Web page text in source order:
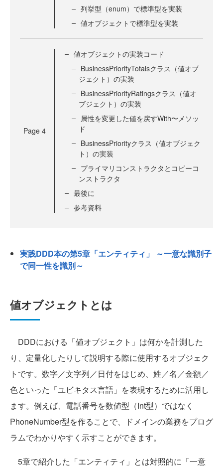
列挙型（enum）で標準型を実装
値オブジェクトで標準型を実装
Page 4
値オブジェクトの実装コード
BusinessPriorityTotalsクラス（値オブ
ジェクト）の実装
BusinessPriorityRatingsクラス（値オ
ブジェクト）の実装
属性を変更した値を戻すWith〜メソッ
ド
BusinessPriorityクラス（値オブジェク
ト）の実装
プライマリコンストラクタとコピーコ
ンストラクタ
最後に
参考資料
実践DDD本の第5章「エンティティ」 ～一意な識別子
で同一性を識別～
値オブジェクトとは
DDDにおける「値オブジェクト」は何かを計測した
り、定量化したりして説明する際に使用するオブジェク
トです。数字／文字列／日付をはじめ、姓／名／金額／
色といった「ユビキタス言語」を表現するために活用し
ます。例えば、電話番号を数値型（Int型）ではなく
PhoneNumber型を作ることで、ドメインの業務をプログ
ラムでわかりやすく示すことができます。
5章で紹介した「エンティティ」とは対照的に「一意